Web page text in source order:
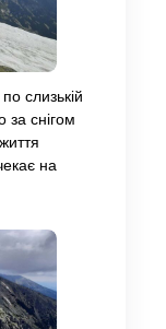
слизькій
снігом
на